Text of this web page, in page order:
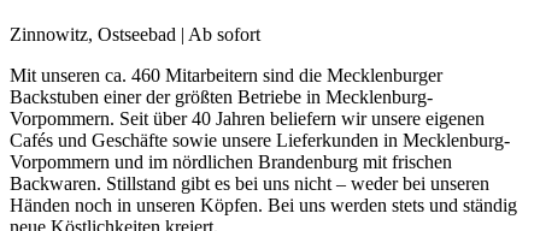
Zinnowitz, Ostseebad | Ab sofort
Mit unseren ca. 460 Mitarbeitern sind die Mecklenburger
Backstuben einer der größten Betriebe in Mecklenburg-
Vorpommern. Seit über 40 Jahren beliefern wir unsere eigenen
Cafés und Geschäfte sowie unsere Lieferkunden in Mecklenburg-
Vorpommern und im nördlichen Brandenburg mit frischen
Backwaren. Stillstand gibt es bei uns nicht – weder bei unseren
Händen noch in unseren Köpfen. Bei uns werden stets und ständig
neue Köstlichkeiten kreiert.